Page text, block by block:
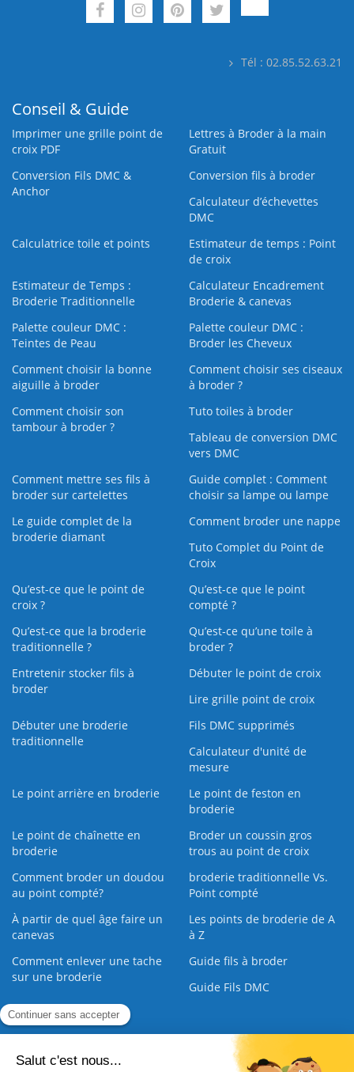
Tél : 02.85.52.63.21
Conseil & Guide
Imprimer une grille point de
croix PDF
Lettres à Broder à la main
Gratuit
Conversion Fils DMC &
Anchor
Conversion fils à broder
Calculateur d’échevettes
DMC
Calculatrice toile et points
Estimateur de temps : Point
de croix
Estimateur de Temps :
Broderie Traditionnelle
Calculateur Encadrement
Broderie & canevas
Palette couleur DMC :
Teintes de Peau
Palette couleur DMC :
Broder les Cheveux
Comment choisir la bonne
aiguille à broder
Comment choisir ses ciseaux
à broder ?
Comment choisir son
tambour à broder ?
Tuto toiles à broder
Tableau de conversion DMC
vers DMC
Comment mettre ses fils à
broder sur cartelettes
Guide complet : Comment
choisir sa lampe ou lampe
Le guide complet de la
broderie diamant
Comment broder une nappe
Tuto Complet du Point de
Croix
Qu’est-ce que le point de
croix ?
Qu’est-ce que le point
compté ?
Qu’est-ce que la broderie
traditionnelle ?
Qu’est‑ce qu’une toile à
broder ?
Entretenir stocker fils à
broder
Débuter le point de croix
Lire grille point de croix
Débuter une broderie
traditionnelle
Fils DMC supprimés
Calculateur d'unité de
mesure
Le point arrière en broderie
Le point de feston en
broderie
Le point de chaînette en
broderie
Broder un coussin gros
trous au point de croix
Comment broder un doudou
au point compté?
broderie traditionnelle Vs.
Point compté
À partir de quel âge faire un
canevas
Les points de broderie de A
à Z
Comment enlever une tache
sur une broderie
Guide fils à broder
Guide Fils DMC
Guide de la Broderie